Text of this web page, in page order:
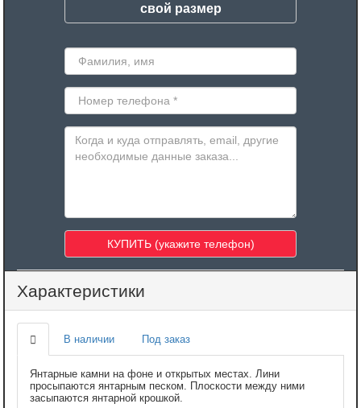
свой размер
Характеристики
В наличии Под заказ
Янтарные камни на фоне и открытых местах. Лини
просыпаются янтарным песком. Плоскости между ними
засыпаются янтарной крошкой.